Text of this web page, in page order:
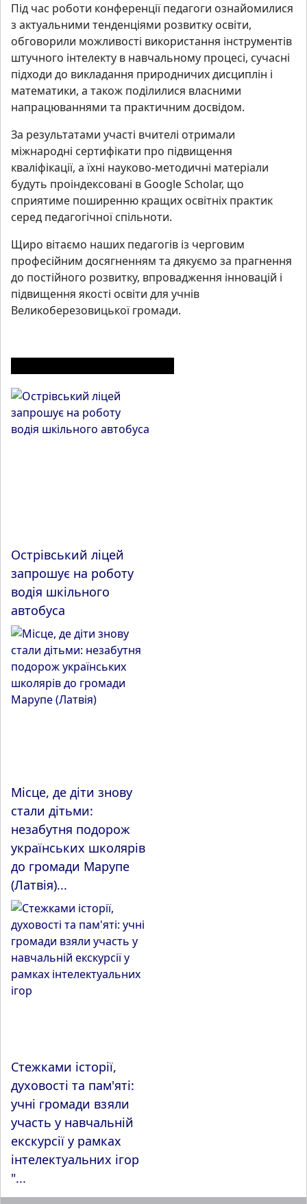
Під час роботи конференції педагоги ознайомилися
з актуальними тенденціями розвитку освіти,
обговорили можливості використання інструментів
штучного інтелекту в навчальному процесі, сучасні
підходи до викладання природничих дисциплін і
математики, а також поділилися власними
напрацюваннями та практичним досвідом.
За результатами участі вчителі отримали
міжнародні сертифікати про підвищення
кваліфікації, а їхні науково-методичні матеріали
будуть проіндексовані в Google Scholar, що
сприятиме поширенню кращих освітніх практик
серед педагогічної спільноти.
Щиро вітаємо наших педагогів із черговим
професійним досягненням та дякуємо за прагнення
до постійного розвитку, впровадження інновацій і
підвищення якості освіти для учнів
Великоберезовицької громади.
Острівський ліцей
запрошує на роботу
водія шкільного
автобуса
Місце, де діти знову
стали дітьми:
незабутня подорож
українських школярів
до громади Марупе
(Латвія)...
Стежками історії,
духовості та пам'яті:
учні громади взяли
участь у навчальній
екскурсії у рамках
інтелектуальних ігор
"...